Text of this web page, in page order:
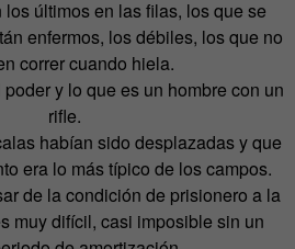
últimos en las filas, los que se
enfermos, los débiles, los que no
correr cuando hiela.
y lo que es un hombre con un
rifle.
habían sido desplazadas y que
era lo más típico de los campos.
de la condición de prisionero a la
muy difícil, casi imposible sin un